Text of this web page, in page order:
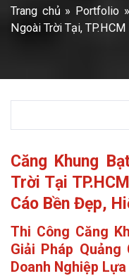
Trang chủ » Portfolio
Ngoài Trời Tại, TP.HCM
Căng Khung
Trời Tại
Cáo Bền Đẹp,
Thi Công Căng
Giải Pháp
Doanh Nghiệp Lựa